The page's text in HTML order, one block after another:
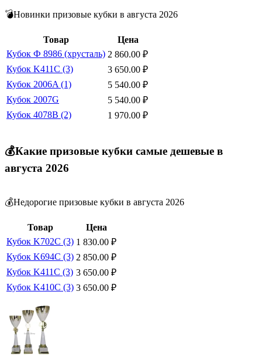
💣Новинки призовые кубки в августа 2026
Товар
Цена
Кубок Ф 8986 (хрусталь) 2 860.00 ₽
Кубок K411C (3)
3 650.00 ₽
Кубок 2006A (1)
5 540.00 ₽
Кубок 2007G
5 540.00 ₽
Кубок 4078B (2)
1 970.00 ₽
💰Какие призовые кубки самые дешевые в
августа 2026
💰Недорогие призовые кубки в августа 2026
Товар
Цена
Кубок K702C (3) 1 830.00 ₽
Кубок K694C (3) 2 850.00 ₽
Кубок K411C (3) 3 650.00 ₽
Кубок K410C (3) 3 650.00 ₽